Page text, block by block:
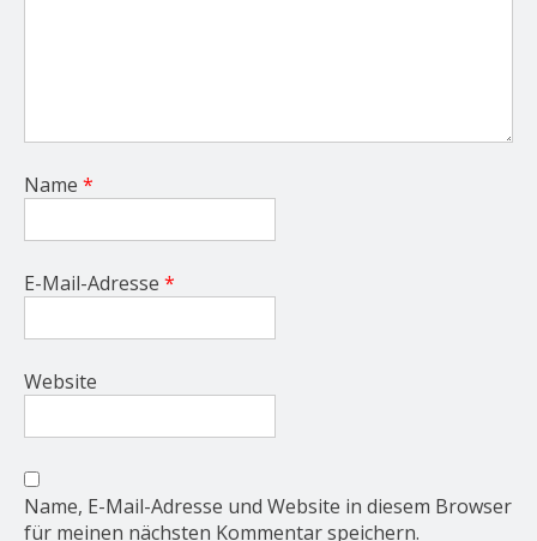
Name *
E-Mail-Adresse *
Website
Name, E-Mail-Adresse und Website in diesem Browser
für meinen nächsten Kommentar speichern.